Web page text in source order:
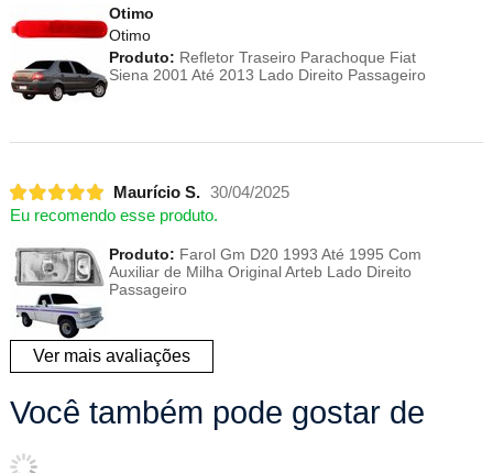
Otimo
Otimo
Produto: Refletor Traseiro Parachoque Fiat
Siena 2001 Até 2013 Lado Direito Passageiro
Maurício S. 30/04/2025
Eu recomendo esse produto.
Produto: Farol Gm D20 1993 Até 1995 Com
Auxiliar de Milha Original Arteb Lado Direito
Passageiro
Ver mais avaliações
Você também pode gostar de